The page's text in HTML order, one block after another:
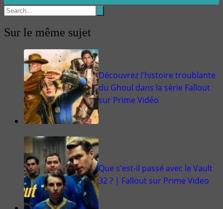
Sur le même sujet
Découvrez l'histoire troublante
du Ghoul dans la série Fallout
sur Prime Vidéo
Que s'est-il passé avec le Vault
32 ? | Fallout sur Prime Video